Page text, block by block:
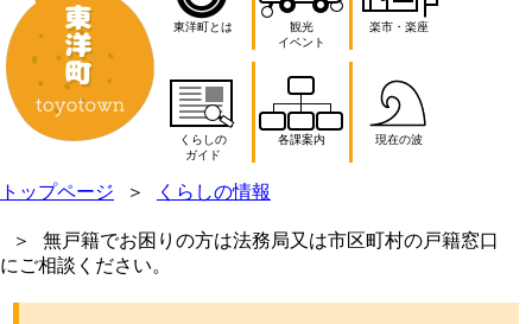
東洋町とは
観光
イベント
楽市・楽座
くらしの
ガイド
各課案内 現在の波
トップページ くらしの情報
無戸籍でお困りの方は法務局又は市区町村の戸籍窓口
にご相談ください。